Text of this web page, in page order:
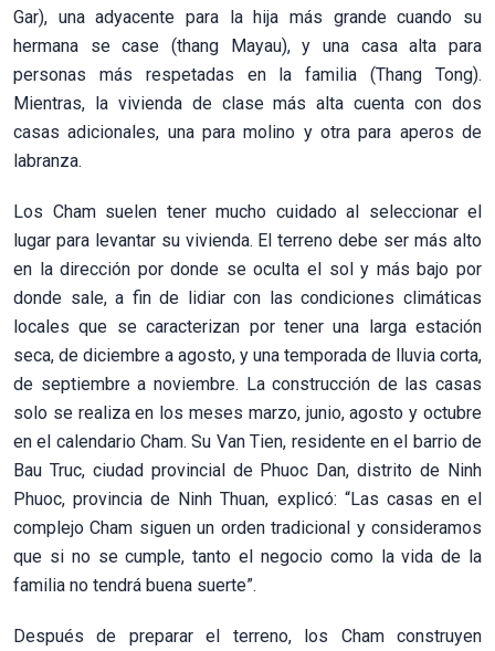
Gar), una adyacente para la hija más grande cuando su
hermana se case (thang Mayau), y una casa alta para
personas más respetadas en la familia (Thang Tong).
Mientras, la vivienda de clase más alta cuenta con dos
casas adicionales, una para molino y otra para aperos de
labranza.
Los Cham suelen tener mucho cuidado al seleccionar el
lugar para levantar su vivienda. El terreno debe ser más alto
en la dirección por donde se oculta el sol y más bajo por
donde sale, a fin de lidiar con las condiciones climáticas
locales que se caracterizan por tener una larga estación
seca, de diciembre a agosto, y una temporada de lluvia corta,
de septiembre a noviembre. La construcción de las casas
solo se realiza en los meses marzo, junio, agosto y octubre
en el calendario Cham. Su Van Tien, residente en el barrio de
Bau Truc, ciudad provincial de Phuoc Dan, distrito de Ninh
Phuoc, provincia de Ninh Thuan, explicó: “Las casas en el
complejo Cham siguen un orden tradicional y consideramos
que si no se cumple, tanto el negocio como la vida de la
familia no tendrá buena suerte”.
Después de preparar el terreno, los Cham construyen